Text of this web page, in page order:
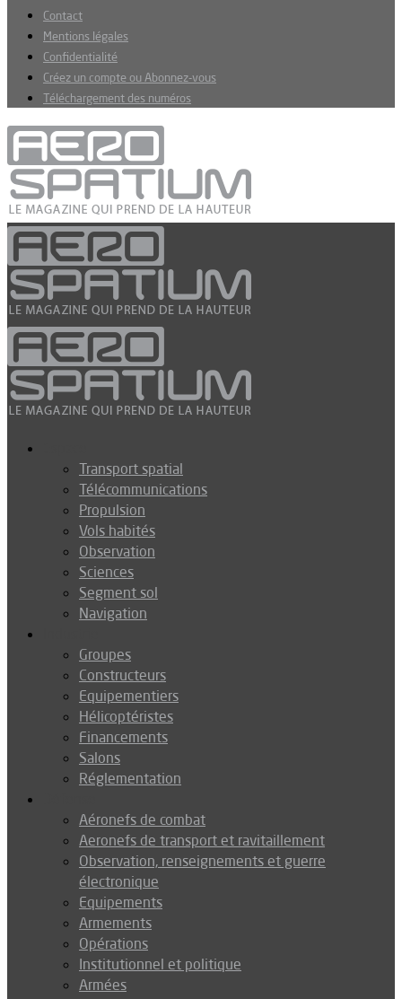
Contact
Mentions légales
Confidentialité
Créez un compte ou Abonnez-vous
Téléchargement des numéros
Transport spatial
Télécommunications
Propulsion
Vols habités
Observation
Sciences
Segment sol
Navigation
Groupes
Constructeurs
Equipementiers
Hélicoptéristes
Financements
Salons
Réglementation
Aéronefs de combat
Aeronefs de transport et ravitaillement
Observation, renseignements et guerre
électronique
Equipements
Armements
Opérations
Institutionnel et politique
Armées